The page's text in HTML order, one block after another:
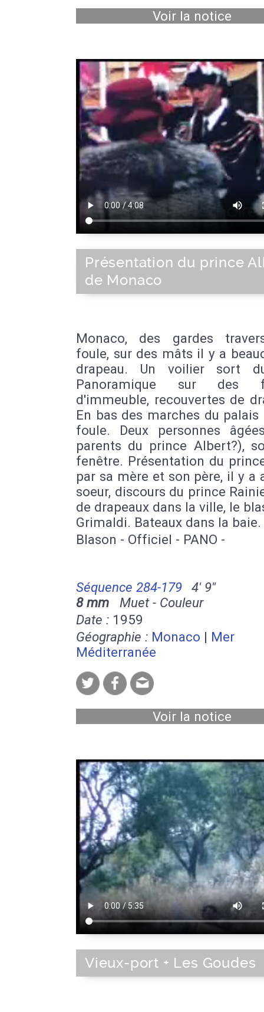
Voir la notice
Présentation du prince
de Monaco
Monaco, des gardes
foule, sur des mâts il y a
drapeau. Un voilier sort
Panoramique sur des
d'immeuble, recouvertes de
En bas des marches du
foule. Deux personnes
parents du prince Albert?),
fenêtre. Présentation du
par sa mère et son père, il y a
soeur, discours du prince
de drapeaux dans la ville, le
Grimaldi. Bateaux dans la baie.
Blason - Officiel - PANO -
Séquence 284-179
4' 9''
8 mm Muet - Couleur
Date : 1959
Géographie : Monaco | Mer
Méditerranée
Voir la notice
Vieux-port + Les Goudes